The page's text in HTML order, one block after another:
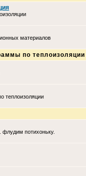
материалов
по теплоизоляции
теплоизоляции
потихоньку.